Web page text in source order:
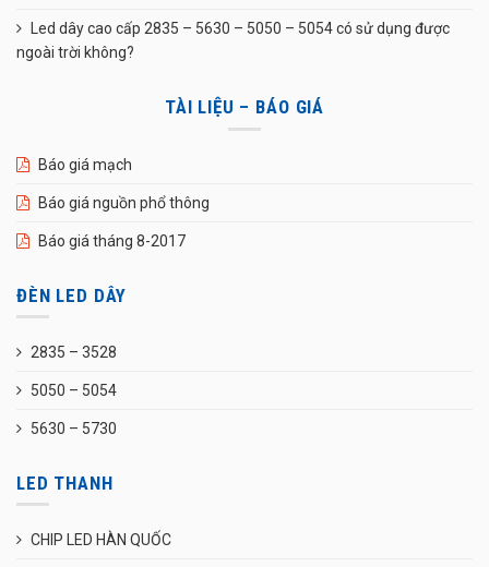
Led dây cao cấp 2835 – 5630 – 5050 – 5054 có sử dụng được
ngoài trời không?
TÀI LIỆU – BÁO GIÁ
Báo giá mạch
Báo giá nguồn phổ thông
Báo giá tháng 8-2017
ĐÈN LED DÂY
2835 – 3528
5050 – 5054
5630 – 5730
LED THANH
CHIP LED HÀN QUỐC